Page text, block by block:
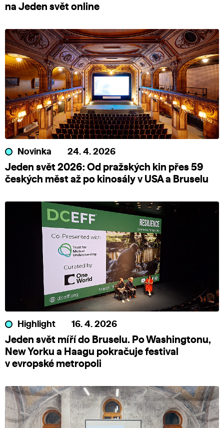
na Jeden svět online
Novinka 24. 4. 2026
Jeden svět 2026: Od pražských kin přes 59
českých měst až po kinosály v USA a Bruselu
Highlight 16. 4. 2026
Jeden svět míří do Bruselu. Po Washingtonu,
New Yorku a Haagu pokračuje festival
v evropské metropoli